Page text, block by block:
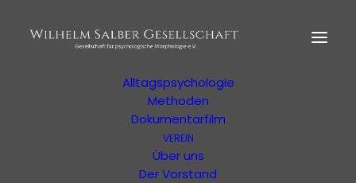
MORPHOLOGIE
Der Begründer
Alltagspsychologie
Methoden
Dokumentarfilm
VEREIN
Über uns
Der Vorstand
Ihre Suchergebnisse